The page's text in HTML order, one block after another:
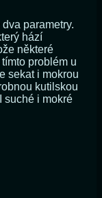
parametry.
hází
některé
problém u
sekat i mokrou
kutilskou
suché i mokré